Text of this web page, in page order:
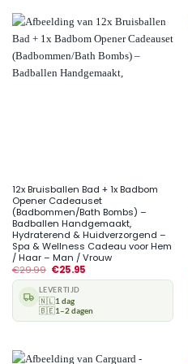
12x Bruisballen Bad + 1x Badbom
Opener Cadeauset
(Badbommen/Bath Bombs) –
Badballen Handgemaakt,
Hydraterend & Huidverzorgend –
Spa & Wellness Cadeau voor Hem
/ Haar – Man / Vrouw
€29.99 €25.95
LEVERTIJD
🇳🇱1 dag
🇧🇪1–2 dagen